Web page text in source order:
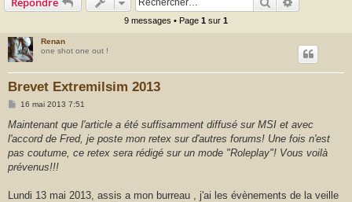
9 messages • Page 1 sur 1
Renan
one shot one out !
Brevet Extremilsim 2013
M
s
a
g
16 mai 2013 7:51
Maintenant que l'article a été suffisamment diffusé sur MSI et avec
l'accord de Fred, je poste mon retex sur d'autres forums! Une fois n'est
pas coutume, ce retex sera rédigé sur un mode "Roleplay"! Vous voilà
prévenus!!!
Lundi 13 mai 2013, assis a mon burreau , j'ai les évènements de la veille